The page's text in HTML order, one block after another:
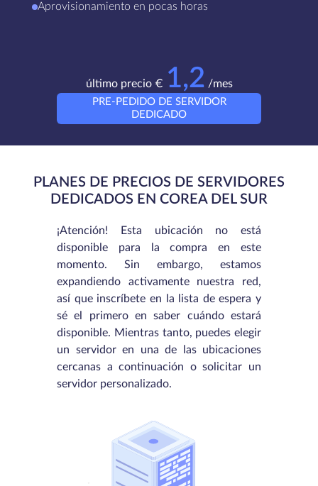
Aprovisionamiento en pocas horas
último precio € 1,2 /mes
PRE-PEDIDO DE SERVIDOR
DEDICADO
PLANES DE PRECIOS DE SERVIDORES
DEDICADOS EN COREA DEL SUR
¡Atención! Esta ubicación no está
disponible para la compra en este
momento. Sin embargo, estamos
expandiendo activamente nuestra red,
así que inscríbete en la lista de espera y
sé el primero en saber cuándo estará
disponible. Mientras tanto, puedes elegir
un servidor en una de las ubicaciones
cercanas a continuación o solicitar un
servidor personalizado.